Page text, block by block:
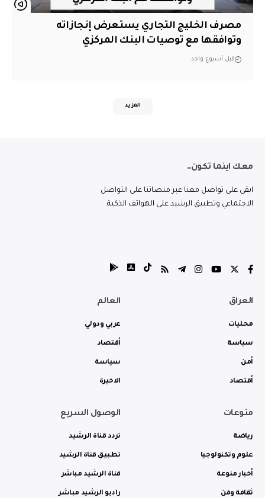
مصرف الخليج التجاري يستعرض إنجازاته
وتوافقها مع توصيات البنك المركزي
قبل أسبوع واحد
المزيد
معك اينما تكون..
ابقى على تواصل معنا عبر منصاتنا على التواصل
الاجتماعي وتطبيق الرشيد على الهواتف الذكية.
العراق
محليات
سياسة
أمن
أقتصاد
العالم
عربي ودولي
أقتصاد
سياسة
الاخيرة
منوعات
رياضة
علوم وتكنولوجيا
أخبار منوعة
ثقافة وفن
الوصول السريع
تردد قناة الرشيد
تطبيق قناة الرشيد
قناة الرشيد مباشر
راديو الرشيد مباشر